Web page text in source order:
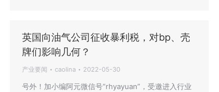
英国向油气公司征收暴利税，对bp、壳
牌们影响几何？
产业要闻 caolina 2022-05-30
号外！加小编阿元微信号“rhyayuan”，受邀进入行业